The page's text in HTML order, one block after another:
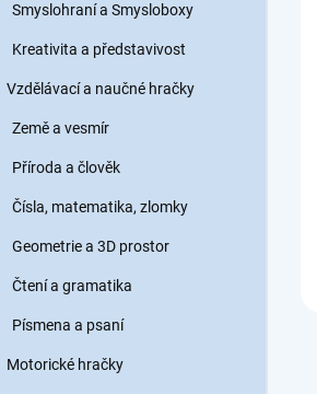
Smyslohraní a Smysloboxy
Kreativita a představivost
Vzdělávací a naučné hračky
Země a vesmír
Příroda a člověk
Čísla, matematika, zlomky
Geometrie a 3D prostor
Čtení a gramatika
Písmena a psaní
Motorické hračky